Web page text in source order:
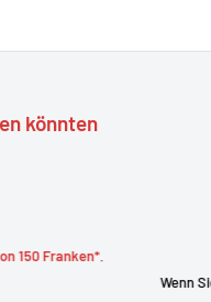
könnten
Zufrieden oder Geld
Kauf nicht zufrieden sind,